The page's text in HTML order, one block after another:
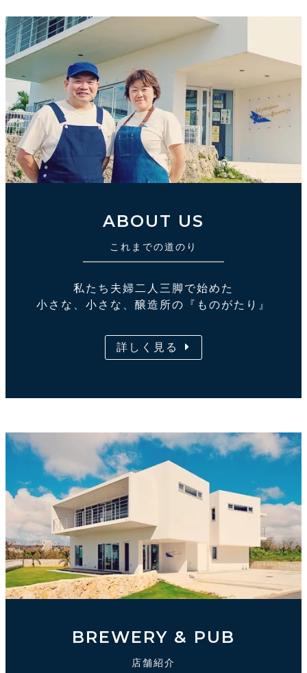
ABOUT US
これまでの道のり
私たち夫婦二人三脚で始めた
小さな、小さな、醸造所の『ものがたり』
詳しく見る
BREWERY & PUB
店舗紹介